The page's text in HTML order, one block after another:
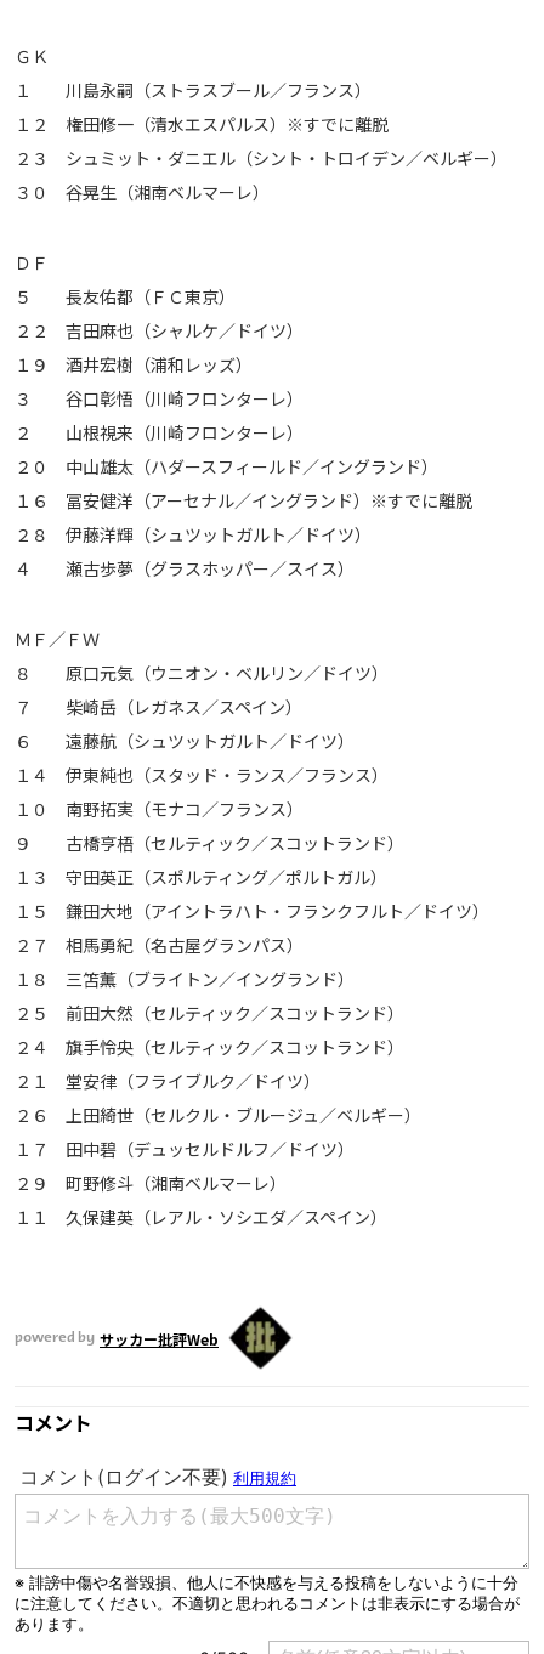
ＧＫ
１ 川島永嗣（ストラスブール／フランス）
１２ 権田修一（清水エスパルス）※すでに離脱
２３ シュミット・ダニエル（シント・トロイデン／ベルギー）
３０ 谷晃生（湘南ベルマーレ）
ＤＦ
５ 長友佑都（ＦＣ東京）
２２ 吉田麻也（シャルケ／ドイツ）
１９ 酒井宏樹（浦和レッズ）
３ 谷口彰悟（川崎フロンターレ）
２ 山根視来（川崎フロンターレ）
２０ 中山雄太（ハダースフィールド／イングランド）
１６ 冨安健洋（アーセナル／イングランド）※すでに離脱
２８ 伊藤洋輝（シュツットガルト／ドイツ）
４ 瀬古歩夢（グラスホッパー／スイス）
ＭＦ／ＦＷ
８ 原口元気（ウニオン・ベルリン／ドイツ）
７ 柴崎岳（レガネス／スペイン）
６ 遠藤航（シュツットガルト／ドイツ）
１４ 伊東純也（スタッド・ランス／フランス）
１０ 南野拓実（モナコ／フランス）
９ 古橋亨梧（セルティック／スコットランド）
１３ 守田英正（スポルティング／ポルトガル）
１５ 鎌田大地（アイントラハト・フランクフルト／ドイツ）
２７ 相馬勇紀（名古屋グランパス）
１８ 三笘薫（ブライトン／イングランド）
２５ 前田大然（セルティック／スコットランド）
２４ 旗手怜央（セルティック／スコットランド）
２１ 堂安律（フライブルク／ドイツ）
２６ 上田綺世（セルクル・ブルージュ／ベルギー）
１７ 田中碧（デュッセルドルフ／ドイツ）
２９ 町野修斗（湘南ベルマーレ）
１１ 久保建英（レアル・ソシエダ／スペイン）
powered by サッカー批評Web
コメント